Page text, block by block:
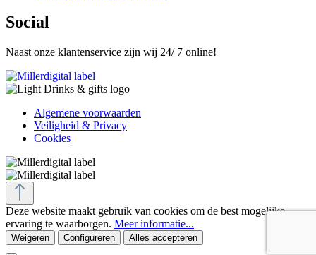
Social
Naast onze klantenservice zijn wij 24/ 7 online!
Algemene voorwaarden
Veiligheid & Privacy
Cookies
Deze website maakt gebruik van cookies om de best mogelijke
ervaring te waarborgen. Meer informatie...
Weigeren Configureren Alles accepteren